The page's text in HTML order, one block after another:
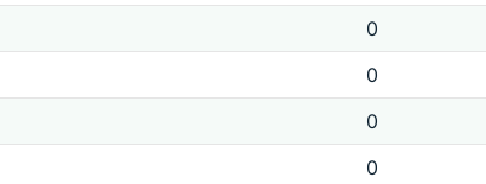
0
0
0
0